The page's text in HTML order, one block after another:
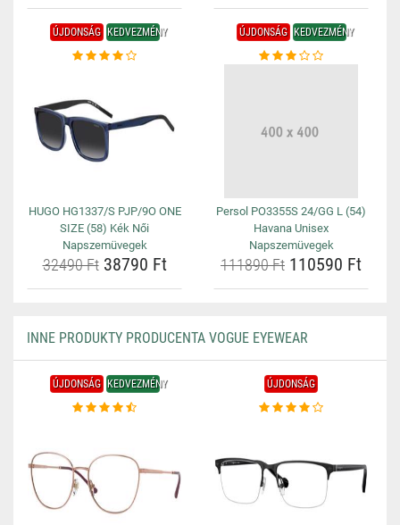
ÚJDONSÁG KEDVEZMÉNY
HUGO HG1337/S PJP/9O ONE
SIZE (58) Kék Női
Napszemüvegek
32490 Ft38790 Ft
ÚJDONSÁG KEDVEZMÉNY
Persol PO3355S 24/GG L (54)
Havana Unisex
Napszemüvegek
111890 Ft 110590 Ft
INNE PRODUKTY PRODUCENTA VOGUE EYEWEAR
ÚJDONSÁG KEDVEZMÉNY ÚJDONSÁG